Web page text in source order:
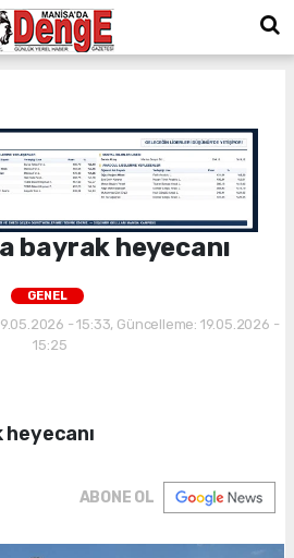
bayrak heyecanı
GENEL
- 15:33, Güncelleme: 19.05.2026 -
15:25
heyecanı
ABONE OL